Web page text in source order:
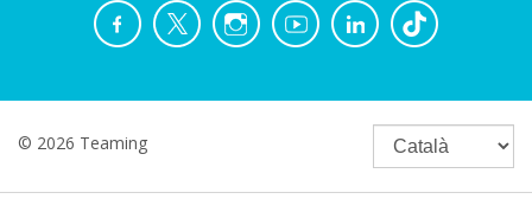
© 2026 Teaming